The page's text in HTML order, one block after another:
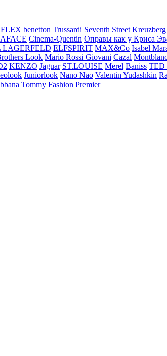
benetton Trussardi Seventh Street
Cinema-Quentin Оправы как у Криса
LAGERFELD ELFSPIRIT MAX&Co Isabel
Look Mario Rossi Giovani Cazal
KENZO Jaguar ST.LOUISE Merel Baniss TED
Juniorlook Nano Nao Valentin Yudashkin
Tommy Fashion Premier